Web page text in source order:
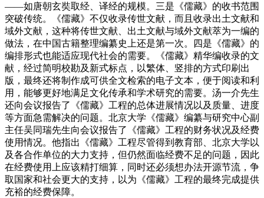
——如唐朝玄奘取经、译经的规模。三是《儒藏》的收书范围
突破传统。《儒藏》不仅收录传世文献，而且收录出土文献和
域外文献，这种将传世文献、出土文献与域外文献萃为一编的
做法，在中国古籍整理编纂史上还是第一次。四是《儒藏》的
编排形式也能适应现代社会的需要。《儒藏》精华编收录的文
献，经过简明校勘及新式标点，以繁体、竖排的方式印刷出
版，最终还将制作成可供全文检索的电子文本，便于阅读和利
用，能够更好地满足文化传承和学术研究的需要。汤一介先生
还向会议报告了《儒藏》工程的总体进展情况以及质量、进度
等方面急需解决的问题。北京大学《儒藏》编纂与研究中心副
主任吴同瑞先生向会议报告了《儒藏》工程的财务状况及经费
使用情况。他指出《儒藏》工程尽管得到教育部、北京大学以
及各合作单位的大力支持，但仍然面临经费不足的问题，因此
在经费使用上应该精打细算，同时还必须想办法开源节流，争
取国家和社会更大的支持，以为《儒藏》工程的最终完成提供
充裕的经费保障。